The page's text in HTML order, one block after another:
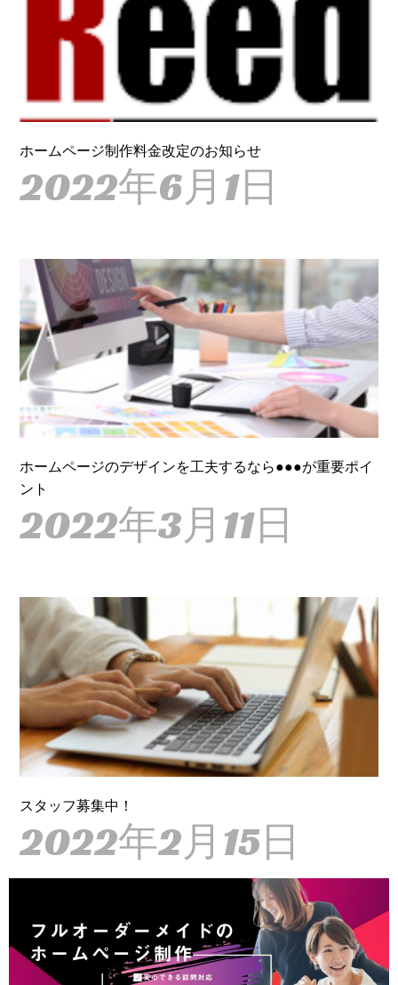
ホームページ制作料金改定のお知らせ
2022年6月1日
ホームページのデザインを工夫するなら●●●が重要ポイ
ント
2022年3月11日
スタッフ募集中！
2022年2月15日